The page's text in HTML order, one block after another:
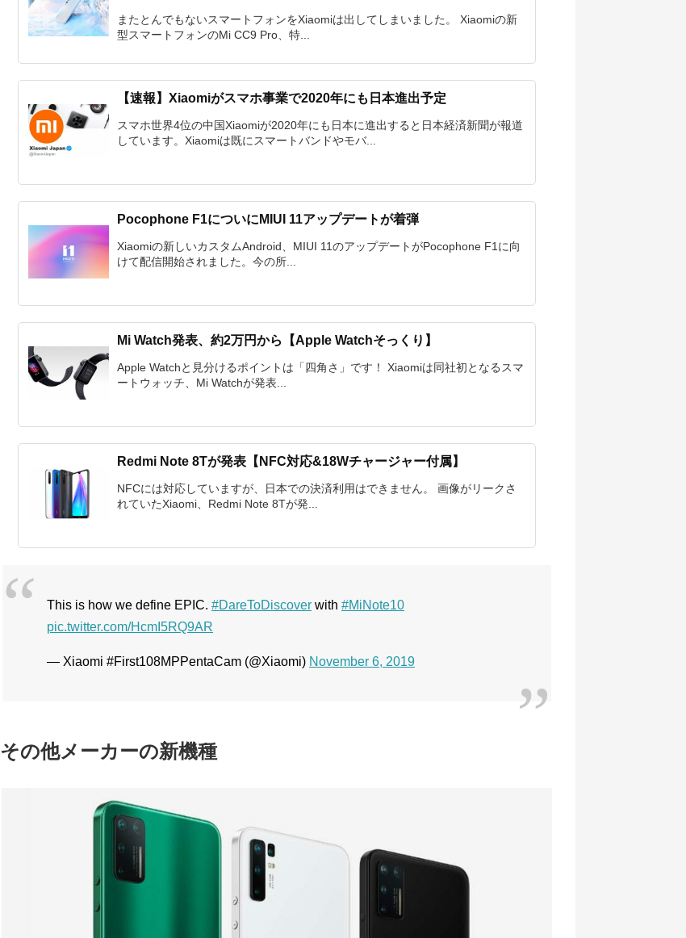
またとんでもないスマートフォンをXiaomiは出してしまいました。 Xiaomiの新
型スマートフォンのMi CC9 Pro、特...
【速報】Xiaomiがスマホ事業で2020年にも日本進出予定
スマホ世界4位の中国Xiaomiが2020年にも日本に進出すると日本経済新聞が報道
しています。Xiaomiは既にスマートバンドやモバ...
Pocophone F1についにMIUI 11アップデートが着弾
Xiaomiの新しいカスタムAndroid、MIUI 11のアップデートがPocophone F1に向
けて配信開始されました。今の所...
Mi Watch発表、約2万円から【Apple Watchそっくり】
Apple Watchと見分けるポイントは「四角さ」です！ Xiaomiは同社初となるスマ
ートウォッチ、Mi Watchが発表...
Redmi Note 8Tが発表【NFC対応&18Wチャージャー付属】
NFCには対応していますが、日本での決済利用はできません。 画像がリークさ
れていたXiaomi、Redmi Note 8Tが発...
This is how we define EPIC. #DareToDiscover with #MiNote10
pic.twitter.com/HcmI5RQ9AR
— Xiaomi #First108MPPentaCam (@Xiaomi) November 6, 2019
その他メーカーの新機種